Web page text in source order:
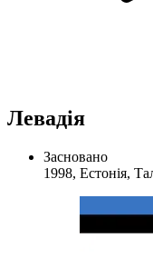
Левадія
Засновано
1998, Естонія,